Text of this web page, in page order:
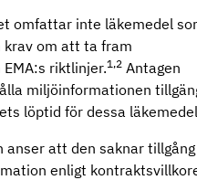
omfattar inte läkemedel
krav om att ta fram
riktlinjer.1,2 Antagen
miljöinformationen
löptid för dessa
anser att den saknar
enligt